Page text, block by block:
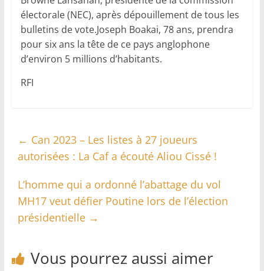
électorale (NEC), après dépouillement de tous les
bulletins de vote.Joseph Boakai, 78 ans, prendra
pour six ans la tête de ce pays anglophone
d’environ 5 millions d’habitants.
RFI
← Can 2023 – Les listes à 27 joueurs
autorisées : La Caf a écouté Aliou Cissé !
L’homme qui a ordonné l’abattage du vol
MH17 veut défier Poutine lors de l’élection
présidentielle →
Vous pourrez aussi aimer